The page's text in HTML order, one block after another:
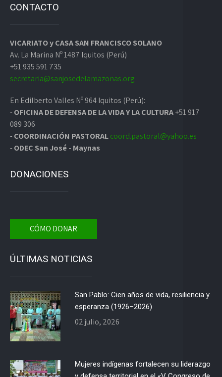
CONTACTO
VICARIATO y CASA SAN FRANCISCO SOLANO
Av. La Marina Nº 1487 Iquitos (Perú)
+51 935 591 735
secretaria@sanjosedelamazonas.org
En Edilberto Valles Nº 964 Iquitos (Perú):
-OFICINA DE DEFENSA DE LA VIDA Y LA CULTURA+51 917
089 306
-COORDINACIÓN PASTORALcoord.pastoral@yahoo.es
-ODEC San José - Maynas
DONACIONES
CÓMO DONAR
ÚLTIMAS NOTICIAS
San Pablo: Cien años de vida, resiliencia y
esperanza (1926–2026)
02 julio, 2026
Mujeres indígenas fortalecen su liderazgo